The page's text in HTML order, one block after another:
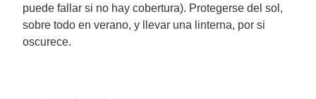
puede fallar si no hay cobertura). Protegerse del sol,
sobre todo en verano, y llevar una linterna, por si
oscurece.